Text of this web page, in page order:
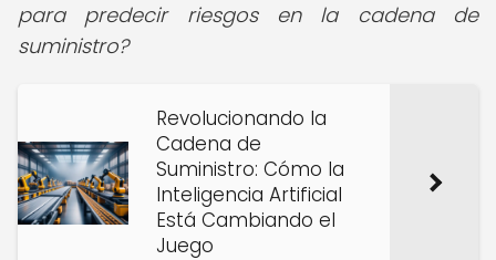
para predecir riesgos en la cadena de
suministro?
Revolucionando la
Cadena de
Suministro: Cómo la
Inteligencia Artificial
Está Cambiando el
Juego